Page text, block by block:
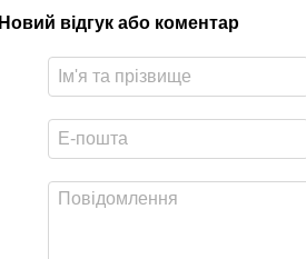
Новий відгук або коментар